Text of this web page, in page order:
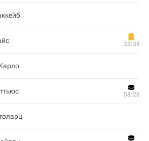
33:38
58:28